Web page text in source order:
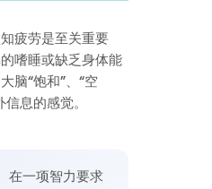
疲劳是至关重要
嗜睡或缺乏身体能
脑“饱和”、“空
息的感觉。
在一项智力要求